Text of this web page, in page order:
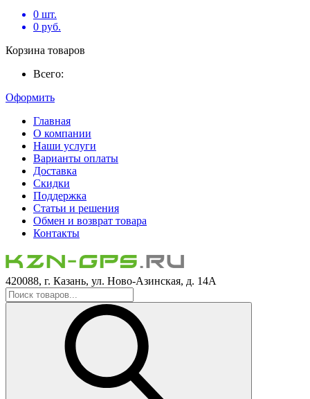
0 шт.
0 руб.
Корзина товаров
Всего:
Оформить
Главная
О компании
Наши услуги
Варианты оплаты
Доставка
Скидки
Поддержка
Статьи и решения
Обмен и возврат товара
Контакты
420088, г. Казань, ул. Ново-Азинская, д. 14А